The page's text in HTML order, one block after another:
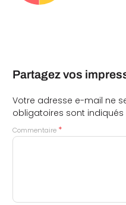
Partagez vos
Votre adresse e-mail ne
obligatoires sont indiqués
Commentaire *